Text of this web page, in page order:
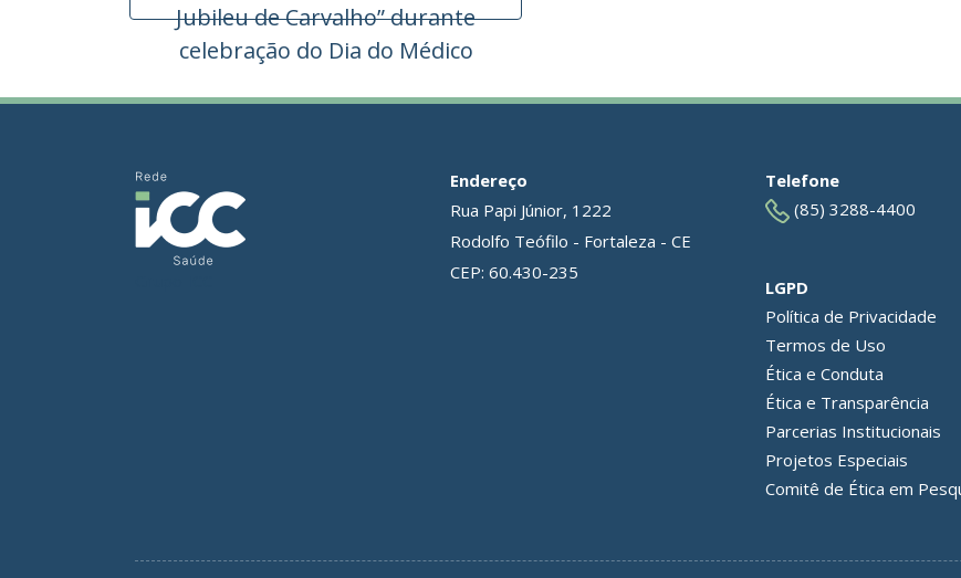
Jubileu de Carvalho” durante
celebração do Dia do Médico
Endereço
Rua Papi Júnior, 1222
Rodolfo Teófilo - Fortaleza - CE
CEP: 60.430-235
Telefone
(85) 3288-4400
LGPD
Política de Privacidade
Termos de Uso
Ética e Conduta
Ética e Transparência
Parcerias Institucionais
Projetos Especiais
Comitê de Ética em